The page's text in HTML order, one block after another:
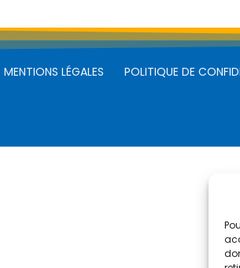
MENTIONS LÉGALES POLITIQUE DE